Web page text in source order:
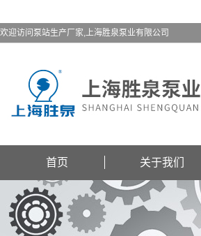
欢迎访问泵站生产厂家,上海胜泉泵业有限公司
首页 关于我们